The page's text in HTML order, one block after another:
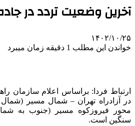
آخرین وضعیت تردد در
۱۴۰۲/۱۰/۲۵
خواندن این مطلب 1 دقیقه زمان میبرد
ارتباط فردا: براساس اعلام سازمان
در آزادراه تهران – شمال مسیر (شمال
محور فیروزکوه مسیر (جنوب به
سنگین است.